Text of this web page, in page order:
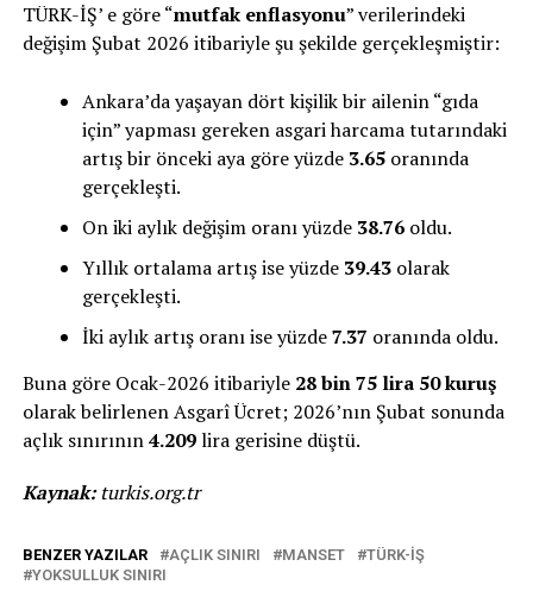
TÜRK-İŞ’ e göre “mutfak enflasyonu” verilerindeki
değişim Şubat 2026 itibariyle şu şekilde gerçekleşmiştir:
Ankara’da yaşayan dört kişilik bir ailenin “gıda
için” yapması gereken asgari harcama tutarındaki
artış bir önceki aya göre yüzde3.65 oranında
gerçekleşti.
On iki aylık değişim oranı yüzde 38.76 oldu.
Yıllık ortalama artış ise yüzde39.43 olarak
gerçekleşti.
İki aylık artış oranı ise yüzde7.37 oranında oldu.
Buna göre Ocak-2026 itibariyle 28 bin 75 lira 50 kuruş
olarak belirlenen Asgarî Ücret; 2026’nın Şubat sonunda
açlık sınırının4.209lira gerisine düştü.
Kaynak:turkis.org.tr
BENZER YAZILAR AÇLIK SINIRI MANSET
TÜRK-IŞ
YOKSULLUK SINIRI